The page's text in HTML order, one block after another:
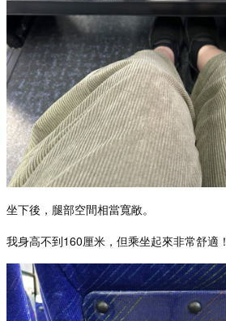
坐下後，腿部空間相當寬敞。
我身高不到160厘米，但乘坐起來非常舒適！